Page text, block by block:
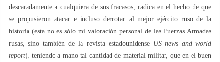
descaradamente a cualquiera de sus fracasos, radica en el hecho de que
se propusieron atacar e incluso derrotar al mejor ejército ruso de la
historia (esta no es sólo mi valoración personal de las Fuerzas Armadas
rusas, sino también de la revista estadounidense US news and world
report), teniendo a mano tal cantidad de material militar, que en el buen